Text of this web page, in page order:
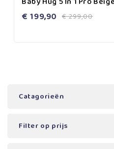
out
5
€299,00
€ 199,90
Catagorieën
Filter op prijs